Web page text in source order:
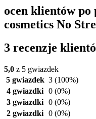
ocen klientów
cosmetics No
3 recenzje
5,0 z 5 gwiazdek
5 gwiazdek 3 (100%)
4 gwiazdki 0 (0%)
3 gwiazdki 0 (0%)
2 gwiazdki 0 (0%)